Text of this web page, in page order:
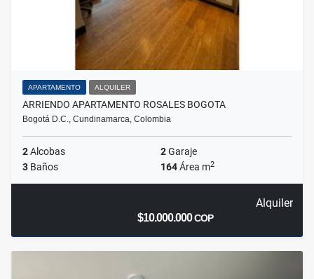
APARTAMENTO ALQUILER
ARRIENDO APARTAMENTO ROSALES BOGOTA
Bogotá D.C., Cundinamarca, Colombia
2Alcobas 2Garaje
3 Baños 164Área m2
Alquiler
$10.000.000COP